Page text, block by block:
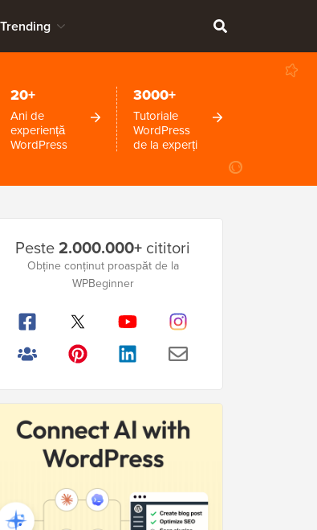
20+
Ani de
experiență
WordPress
3000+
Tutoriale
WordPress
de la experți
Peste2.000.000+ cititori
Obține conținut proaspăt de la
WPBeginner